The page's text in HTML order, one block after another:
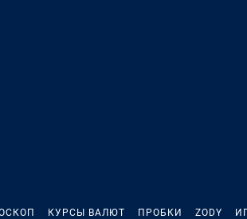
КУРСЫ ВАЛЮТ ПРОБКИ ZODY